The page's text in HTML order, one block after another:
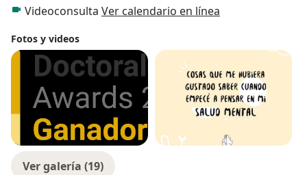
Videoconsulta Ver calendario en línea
Fotos y videos
Ver galería (19)